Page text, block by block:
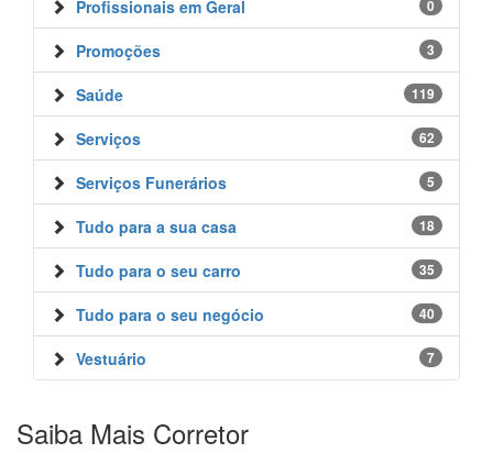
0
Profissionais em Geral
3
Promoções
119
Saúde
62
Serviços
5
Serviços Funerários
18
Tudo para a sua casa
35
Tudo para o seu carro
40
Tudo para o seu negócio
7
Vestuário
Saiba Mais Corretor